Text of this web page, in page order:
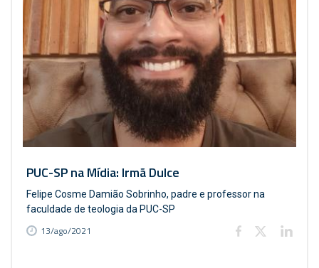
PUC-SP na Mídia: Irmã Dulce
Felipe Cosme Damião Sobrinho, padre e professor na
faculdade de teologia da PUC-SP
13/ago/2021